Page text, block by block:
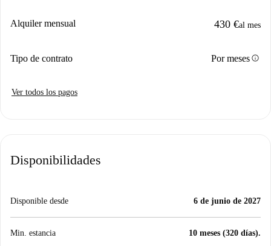
Alquiler mensual 430 €al mes
Tipo de contrato Por mesesinfo
Ver todos los pagos
Disponibilidades
Disponible desde 6 de junio de 2027
Min. estancia 10 meses (320 días).